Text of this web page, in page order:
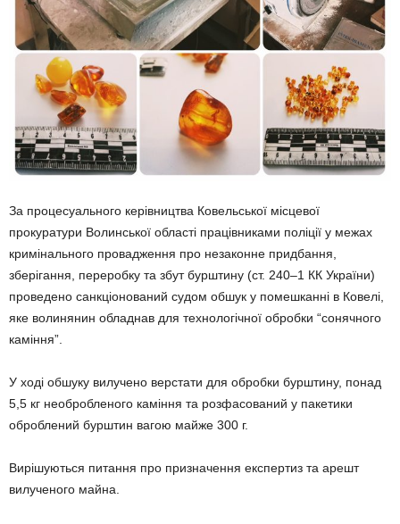
За процесуального керівництва Ковельської місцевої
прокуратури Волинської області працівниками поліції у межах
кримінального провадження про незаконне придбання,
зберігання, переробку та збут бурштину (ст. 240–1 КК України)
проведено санкціонований судом обшук у помешканні в Ковелі,
яке волинянин обладнав для технологічної обробки “сонячного
каміння”.
У ході обшуку вилучено верстати для обробки бурштину, понад
5,5 кг необробленого каміння та розфасований у пакетики
оброблений бурштин вагою майже 300 г.
Вирішуються питання про призначення експертиз та арешт
вилученого майна.